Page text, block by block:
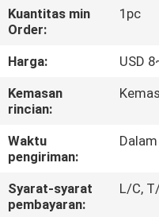
TUR
PABRIK
KONTROL
KUALITAS
HUBUNGI
KAMI
Kuantitas min
Order:
1pc
Harga:
USD
Kemasan
rincian:
Waktu
pengiriman:
Syarat-syarat
pembayaran:
L/C,